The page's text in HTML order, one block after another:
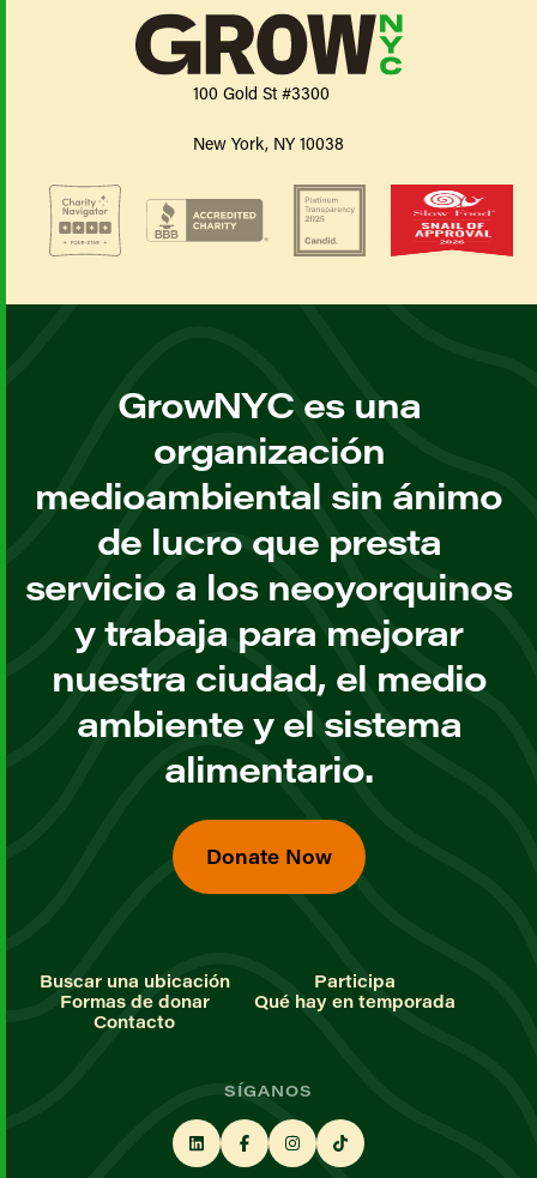
100 Gold St #3300
New York, NY 10038
GrowNYC es una
organización
medioambiental sin ánimo
de lucro que presta
servicio a los neoyorquinos
y trabaja para mejorar
nuestra ciudad, el medio
ambiente y el sistema
alimentario.
Donate Now
Buscar una ubicación
Participa
Formas de donar
Qué hay en temporada
Contacto
SÍGANOS